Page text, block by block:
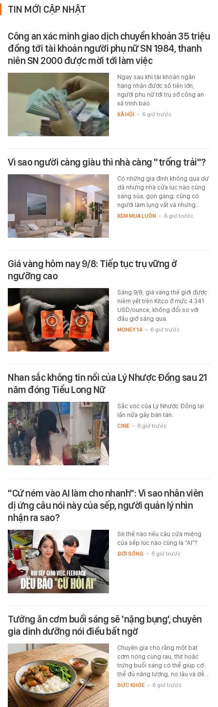
TIN MỚI CẬP NHẬT
Công an xác minh giao dịch chuyển khoản 35 triệu
đồng tới tài khoản người phụ nữ SN 1984, thanh
niên SN 2000 được mời tới làm việc
Ngay sau khi tài khoản ngân
hàng nhận được số tiền lớn,
người phụ nữ tới trụ sở công an
xã trình báo.
XÃ HỘI - 6 giờ trước
Vì sao người càng giàu thì nhà càng "trống trải"?
Có những gia đình không quá dư
dả nhưng nhà cửa lúc nào cũng
sáng sủa, gọn gàng; cũng có
người làm lụng vất vả nhưng…
XEM MUA LUÔN - 6 giờ trước
Giá vàng hôm nay 9/8: Tiếp tục trụ vững ở
ngưỡng cao
Sáng 9/8, giá vàng thế giới được
niêm yết trên Kitco ở mức 4.341
USD/ounce, không đổi so với
đầu giờ sáng qua.
MONEY.14 - 6 giờ trước
Nhan sắc không tin nổi của Lý Nhược Đồng sau 21
năm đóng Tiểu Long Nữ
Sắc vóc của Lý Nhược Đồng lại
lần nữa gây bàn tán.
CINE - 6 giờ trước
"Cứ ném vào AI làm cho nhanh": Vì sao nhân viên
dị ứng câu nói này của sếp, người quản lý nhìn
nhận ra sao?
Sẽ thế nào nếu câu cửa miệng
của sếp lúc nào cũng là “AI”?
ĐỜI SỐNG - 6 giờ trước
Tưởng ăn cơm buổi sáng sẽ 'nặng bụng', chuyên
gia dinh dưỡng nói điều bất ngờ
Chuyên gia cho rằng một bát
cơm nóng cùng rau, thịt hoặc
trứng buổi sáng có thể giúp cơ
thể đủ năng lượng, no lâu và dễ…
SỨC KHỎE - 6 giờ trước